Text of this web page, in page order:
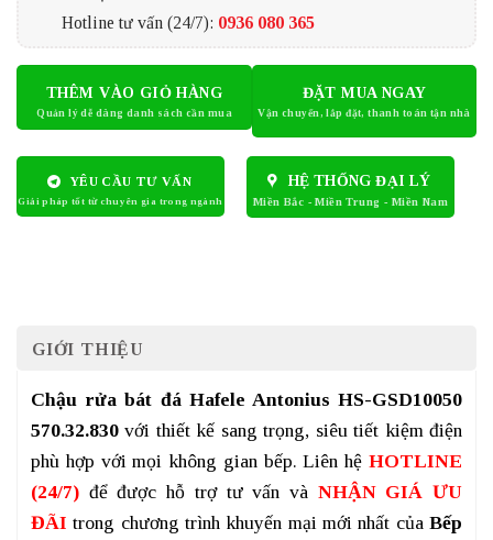
Hotline tư vấn (24/7): 0936 080 365
THÊM VÀO GIỎ HÀNG ĐẶT MUA NGAY
YÊU CẦU TƯ VẤN HỆ THỐNG ĐẠI LÝ
GIỚI THIỆU
Chậu rửa bát đá Hafele Antonius HS-GSD10050
570.32.830với thiết kế sang trọng, siêu tiết kiệm điện
phù hợp với mọi không gian bếp. Liên hệ HOTLINE
(24/7) để được hỗ trợ tư vấn và NHẬN GIÁ ƯU
ĐÃI trong chương trình khuyến mại mới nhất của Bếp